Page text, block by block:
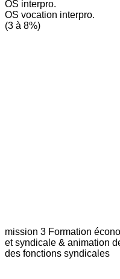
OS interpro.
OS vocation interpro.
(3 à 8%)
mission 3 Formation
et syndicale & animation
des fonctions syndicales